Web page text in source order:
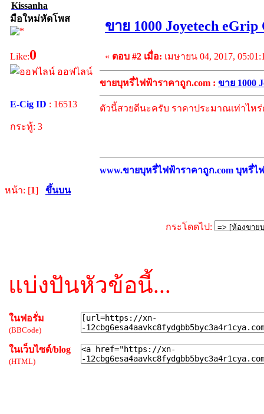
Kissanha
มือใหม่หัดโพส
Like:0
ออฟไลน์
E-Cig ID : 16513
กระทู้: 3
ขาย 1000 Joyetech eGrip
« ตอบ #2 เมื่อ: เมษายน 04, 2017,
ขายบุหรี่ไฟฟ้าราคาถูก.com : ขาย 1000
ตัวนี้สวยดีนะครับ ราคาประมาณเท่าไห
www.ขายบุหรี่ไฟฟ้าราคาถูก.com บุหรี่ไ
หน้า: [1] ขึ้นบน
กระโดดไป:
แบ่งปันหัวข้อนี้...
ในฟอรั่ม
(BBCode)
ในเว็บไซด์/blog
(HTML)